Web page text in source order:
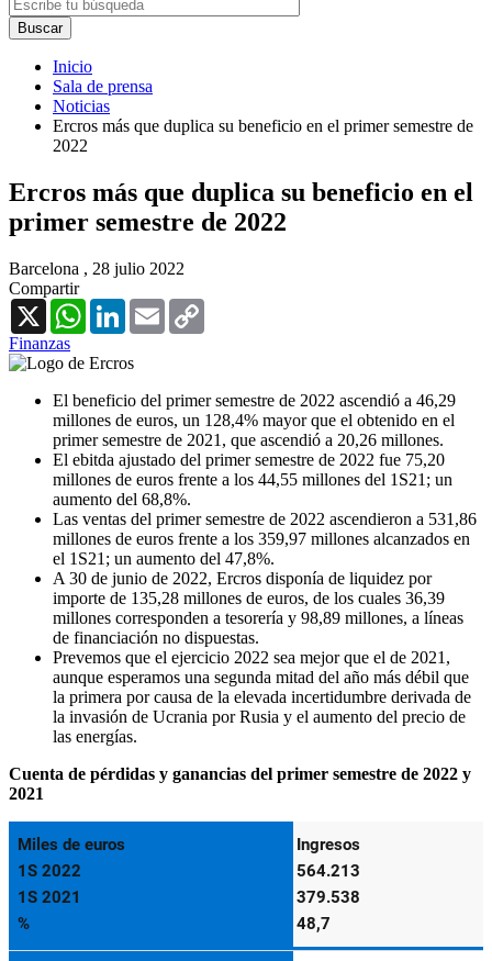
Inicio
Sala de prensa
Noticias
Ercros más que duplica su beneficio en el primer semestre de
2022
Ercros más que duplica su beneficio en el
primer semestre de 2022
Barcelona , 28 julio 2022
Compartir
X
WhatsAppLinkedInEmail
Finanzas
El beneficio del primer semestre de 2022 ascendió a 46,29
millones de euros, un 128,4% mayor que el obtenido en el
primer semestre de 2021, que ascendió a 20,26 millones.
El ebitda ajustado del primer semestre de 2022 fue 75,20
millones de euros frente a los 44,55 millones del 1S21; un
aumento del 68,8%.
Las ventas del primer semestre de 2022 ascendieron a 531,86
millones de euros frente a los 359,97 millones alcanzados en
el 1S21; un aumento del 47,8%.
A 30 de junio de 2022, Ercros disponía de liquidez por
importe de 135,28 millones de euros, de los cuales 36,39
millones corresponden a tesorería y 98,89 millones, a líneas
de financiación no dispuestas.
Prevemos que el ejercicio 2022 sea mejor que el de 2021,
aunque esperamos una segunda mitad del año más débil que
la primera por causa de la elevada incertidumbre derivada de
la invasión de Ucrania por Rusia y el aumento del precio de
las energías.
Cuenta de pérdidas y ganancias del primer semestre de 2022 y
2021